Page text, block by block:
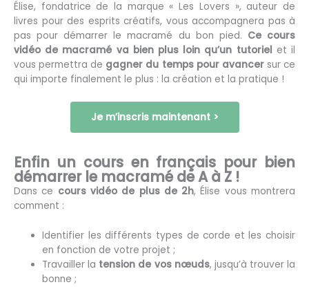
Élise, fondatrice de la marque « Les Lovers », auteur de
livres pour des esprits créatifs, vous accompagnera pas à
pas pour démarrer le macramé du bon pied. Ce cours
vidéo de macramé va bien plus loin qu’un tutoriel et il
vous permettra de gagner du temps pour avancersur ce
qui importe finalement le plus : la création et la pratique !
Je m’inscris maintenant >
Enfin un cours en français pour bien
démarrer le macramé de A à Z !
Dans ce cours vidéo de plus de 2h, Élise vous montrera
comment :
Identifier les différents types de corde et les choisir
en fonction de votre projet ;
Travailler la tension de vos nœuds, jusqu’à trouver la
bonne ;